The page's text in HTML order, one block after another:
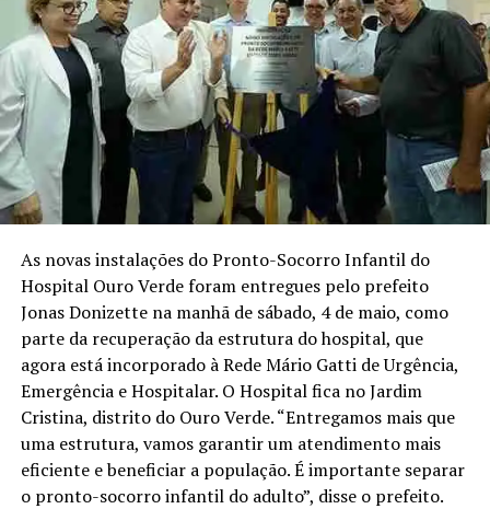
As novas instalações do Pronto-Socorro Infantil do
Hospital Ouro Verde foram entregues pelo prefeito
Jonas Donizette na manhã de sábado, 4 de maio, como
parte da recuperação da estrutura do hospital, que
agora está incorporado à Rede Mário Gatti de Urgência,
Emergência e Hospitalar. O Hospital fica no Jardim
Cristina, distrito do Ouro Verde. “Entregamos mais que
uma estrutura, vamos garantir um atendimento mais
eficiente e beneficiar a população. É importante separar
o pronto-socorro infantil do adulto”, disse o prefeito.